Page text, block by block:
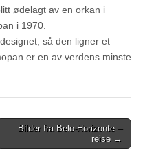
ødelagt av en orkan i
i 1970.
så den ligner et
er en av verdens minste
Bilder fra Belo-Horizonte –
reise →